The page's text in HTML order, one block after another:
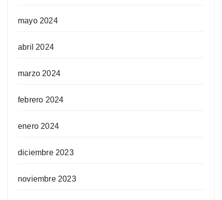
mayo 2024
abril 2024
marzo 2024
febrero 2024
enero 2024
diciembre 2023
noviembre 2023